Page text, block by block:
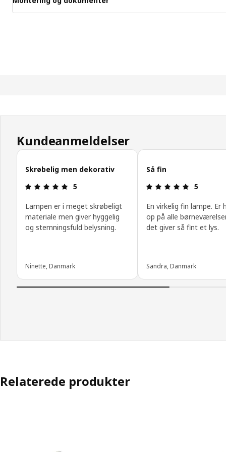
Kundeanmeldelser
Spring kundeanmeldelser over
Skrøbelig men dekorativ
Anmeldelse: 5 Ud af 5 Stjerner.
5
Lampen er i meget skrøbeligt
materiale men giver hyggelig
og stemningsfuld belysning.
Ninette, Danmark
Så fin
5
En virkelig fin lampe.
op på alle
det giver så fint et lys.
Sandra, Danmark
Relaterede produkter